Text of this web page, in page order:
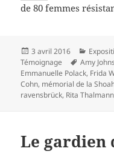
de 80 femmes
Publié
le
3 avril 2016
Témoignage
Mots-
clés
Amy
Emmanuelle Polack, Frida
Cohn, mémorial de la
ravensbrück, Rita Thalmann
Le gardien